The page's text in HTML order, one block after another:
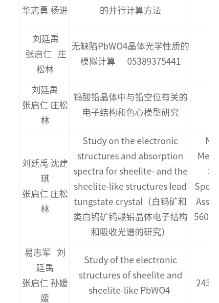
华志勇 杨进
的并行计算方法
刘廷禹
张启仁 庄
松林
无缺陷PbWO4晶体光学性质的
模拟计算 05389375441
刘廷禹
张启仁 庄松
林
钨酸铅晶体中与铅空位有关的
电子结构和色心模型研究
刘廷禹 沈建
琪
张启仁 庄松
林
Study on the electronic
structures and absorption
spectra for sheelite- and the
sheelite-like structures lead
tungstate crystal（白钨矿和
类白钨矿钨酸铅晶体电子结构
和吸收光谱的研究）
易志军 刘
廷禹
张启仁 孙媛
媛
Study of the electronic
structures of sheelite and
sheelite-like PbWO4
243